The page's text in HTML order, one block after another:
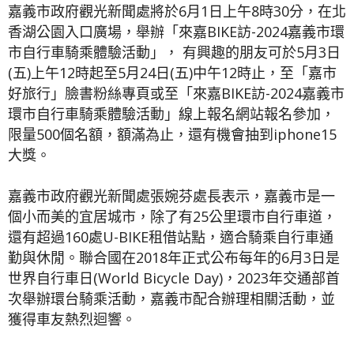
嘉義市政府觀光新聞處將於6月1日上午8時30分，在北
香湖公園入口廣場，舉辦「來嘉BIKE訪-2024嘉義市環
市自行車騎乘體驗活動」， 有興趣的朋友可於5月3日
(五)上午12時起至5月24日(五)中午12時止，至「嘉市
好旅行」臉書粉絲專頁或至「來嘉BIKE訪-2024嘉義市
環市自行車騎乘體驗活動」線上報名網站報名參加，
限量500個名額，額滿為止，還有機會抽到iphone15
大獎。
嘉義市政府觀光新聞處張婉芬處長表示，嘉義市是一
個小而美的宜居城市，除了有25公里環市自行車道，
還有超過160處U-BIKE租借站點，適合騎乘自行車通
勤與休閒。聯合國在2018年正式公布每年的6月3日是
世界自行車日(World Bicycle Day)，2023年交通部首
次舉辦環台騎乘活動，嘉義市配合辦理相關活動，並
獲得車友熱烈迴響。